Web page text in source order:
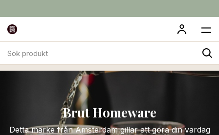
produktDukade Bordet
Brut Homeware
Detta märke från Amsterdam gillar att göra din vardag